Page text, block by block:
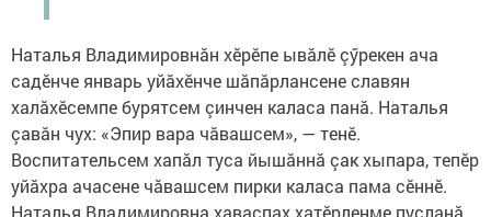
Наталья Владимировнăн хӗрӗпе ывăлӗ çӳрекен ача
садӗнче январь уйăхӗнче шăпăрлансене славян
халăхӗсемпе бурятсем çинчен каласа панă. Наталья
çавăн чух: «Эпир вара чăвашсем», — тенӗ.
Воспитательсем хапăл туса йышăннă çак хыпара, тепӗр
уйăхра ачасене чăвашсем пирки каласа пама сӗннӗ.